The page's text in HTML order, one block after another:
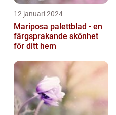
12 januari 2024
Mariposa palettblad - en
färgsprakande skönhet
för ditt hem